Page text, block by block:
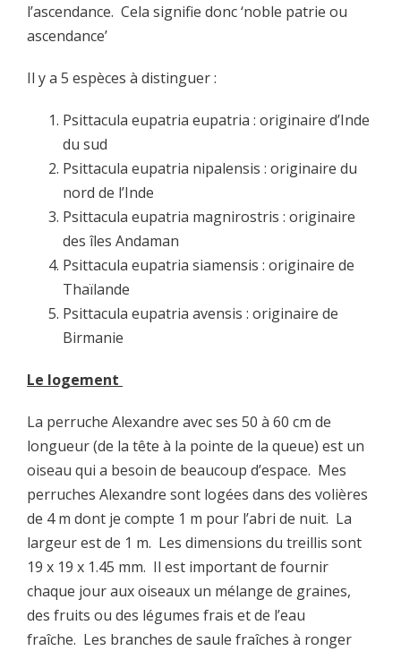
l’ascendance. Cela signifie donc ‘noble patrie ou
ascendance’
Il y a 5 espèces à distinguer :
Psittacula eupatria eupatria : originaire d’Inde
du sud
Psittacula eupatria nipalensis : originaire du
nord de l’Inde
Psittacula eupatria magnirostris : originaire
des îles Andaman
Psittacula eupatria siamensis : originaire de
Thaïlande
Psittacula eupatria avensis : originaire de
Birmanie
Le logement
La perruche Alexandre avec ses 50 à 60 cm de
longueur (de la tête à la pointe de la queue) est un
oiseau qui a besoin de beaucoup d’espace. Mes
perruches Alexandre sont logées dans des volières
de 4 m dont je compte 1 m pour l’abri de nuit. La
largeur est de 1 m. Les dimensions du treillis sont
19 x 19 x 1.45 mm. Il est important de fournir
chaque jour aux oiseaux un mélange de graines,
des fruits ou des légumes frais et de l’eau
fraîche. Les branches de saule fraîches à ronger